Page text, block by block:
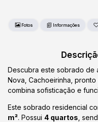
Fotos
Descubra este sobrado de
Nova, Cachoeirinha, pronto
combina sofisticação e
Este sobrado residencial
m². Possui 4 quartos ,